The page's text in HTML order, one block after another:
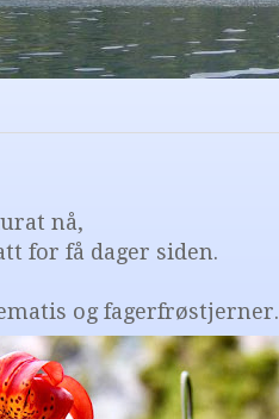
nå,
for få dager siden.
og fagerfrøstjerner.